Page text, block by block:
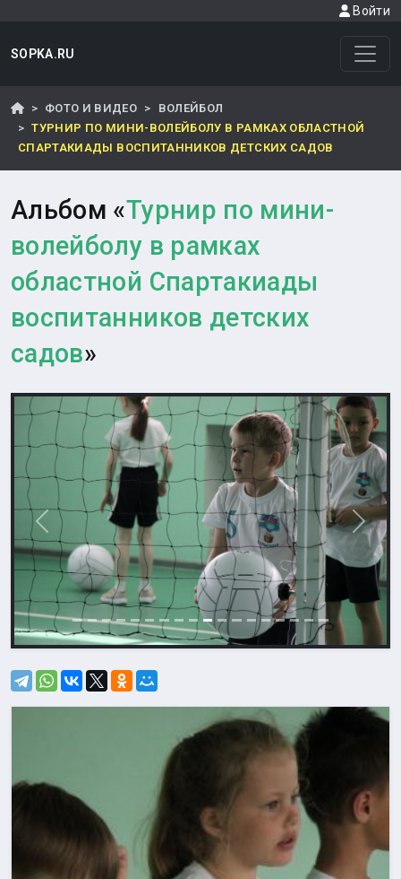
Войти
SOPKA.RU
ФОТО И ВИДЕО
ВОЛЕЙБОЛ
ТУРНИР ПО МИНИ-ВОЛЕЙБОЛУ В РАМКАХ ОБЛАСТНОЙ
СПАРТАКИАДЫ ВОСПИТАННИКОВ ДЕТСКИХ САДОВ
Альбом «Турнир по мини-
волейболу в рамках
областной Спартакиады
воспитанников детских
садов»
Назад